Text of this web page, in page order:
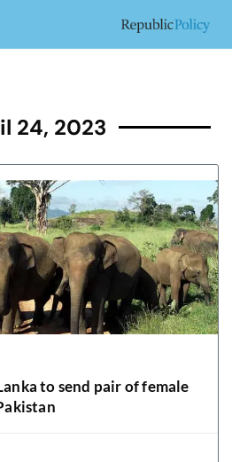
24, 2023
to send pair of female